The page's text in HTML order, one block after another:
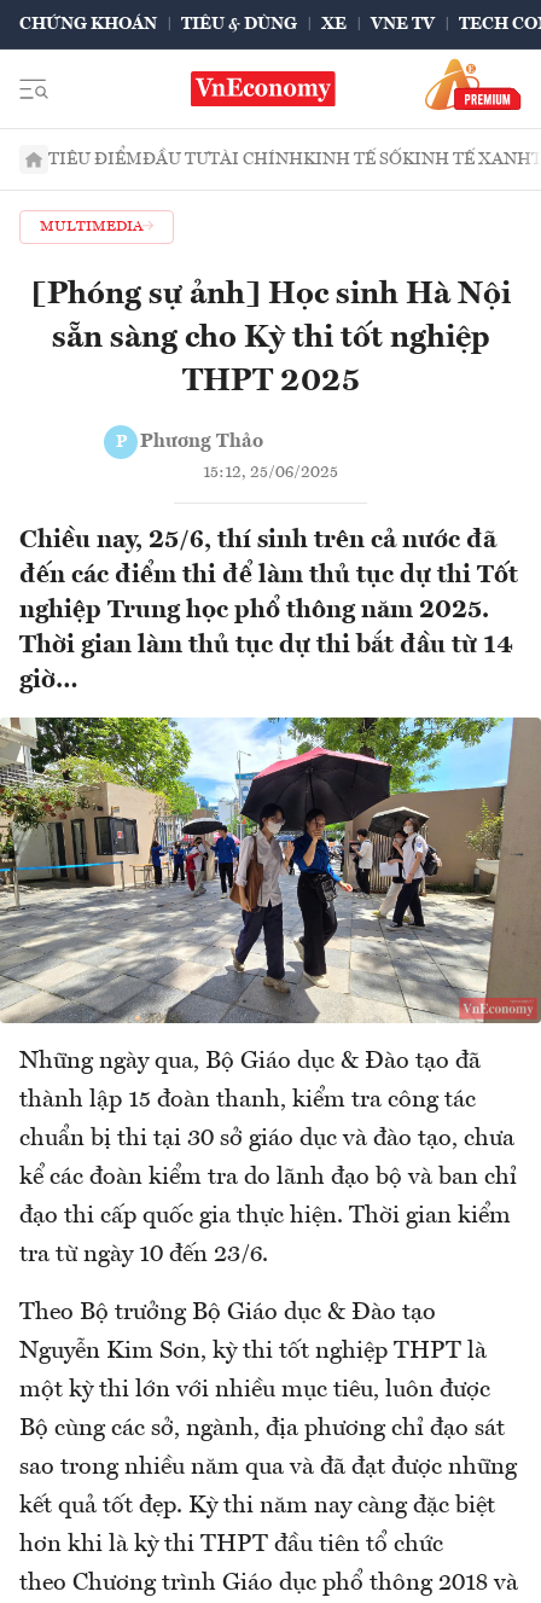
CHỨNG KHOÁN TIÊU & DÙNG XE VNE TV TECH
TIÊU ĐIỂMĐẦU TƯTÀI CHÍNHKINH TẾ SỐKINH TẾ XANH
MULTIMEDIA
[Phóng sự ảnh] Học sinh Hà Nội
sẵn sàng cho Kỳ thi tốt nghiệp
THPT 2025
P Phương Thảo
15:12, 25/06/2025
Chiều nay, 25/6, thí sinh trên cả nước đã
đến các điểm thi để làm thủ tục dự thi Tốt
nghiệp Trung học phổ thông năm 2025.
Thời gian làm thủ tục dự thi bắt đầu từ 14
giờ…
Những ngày qua, Bộ Giáo dục & Đào tạo đã
thành lập 15 đoàn thanh, kiểm tra công tác
chuẩn bị thi tại 30 sở giáo dục và đào tạo, chưa
kể các đoàn kiểm tra do lãnh đạo bộ và ban chỉ
đạo thi cấp quốc gia thực hiện. Thời gian kiểm
tra từ ngày 10 đến 23/6.
Theo Bộ trưởng Bộ Giáo dục & Đào tạo
Nguyễn Kim Sơn, kỳ thi tốt nghiệp THPT là
một kỳ thi lớn với nhiều mục tiêu, luôn được
Bộ cùng các sở, ngành, địa phương chỉ đạo sát
sao trong nhiều năm qua và đã đạt được những
kết quả tốt đẹp. Kỳ thi năm nay càng đặc biệt
hơn khi là kỳ thi THPT đầu tiên tổ chức
theo Chương trình Giáo dục phổ thông 2018 và